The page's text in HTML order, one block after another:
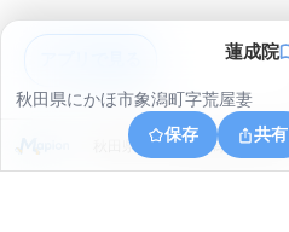
蓮成院
秋田県にかほ市象潟町字荒屋妻
保存
共有
秋田県にかほ市象潟町字武道島